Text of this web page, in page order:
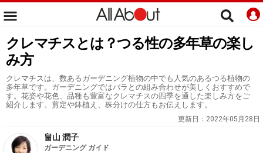
クレマチスとは？つる性の多年草の楽し
み方
クレマチスは、数あるガーデニング植物の中でも人気のあるつる植物の
多年草です。ガーデニングではバラとの組み合わせが美しくおすすめで
す。花姿や花色、品種も豊富なクレマチスの四季を通した楽しみ方をご
紹介します。剪定や鉢植え、株分けの仕方もお伝えします。
更新日： 2022年05月28日
畠山 潤子
ガーデニング ガイド